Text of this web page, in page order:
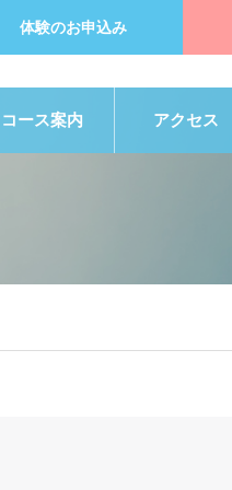
体験のお申込み
コース案内 アクセス